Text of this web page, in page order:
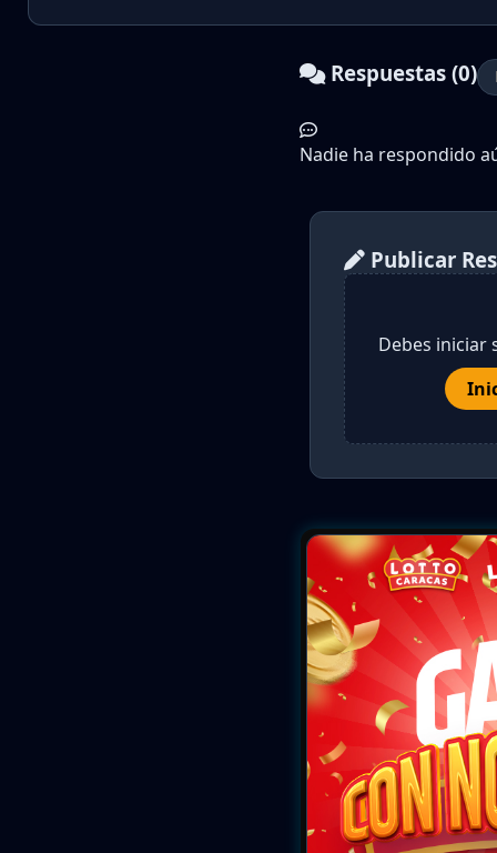
Respuestas (0)
Nadie ha respondido
Publicar
Debes iniciar